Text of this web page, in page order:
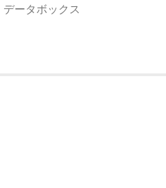
データボックス